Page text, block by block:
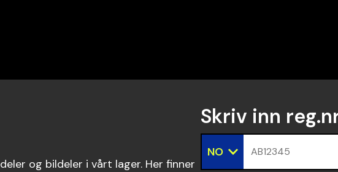
og bildeler i vårt lager. Her finner
Skriv inn
NO AB12345